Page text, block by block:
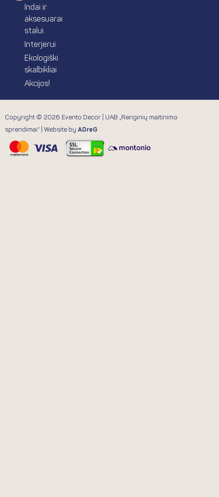
Indai ir
aksesuarai
stalui
Interjerui
Ekologiški
skalbikliai
Akcijos!
Copyright © 2026 Evento Decor | UAB „Renginių maitinimo
sprendimai“ | Website by ADreG